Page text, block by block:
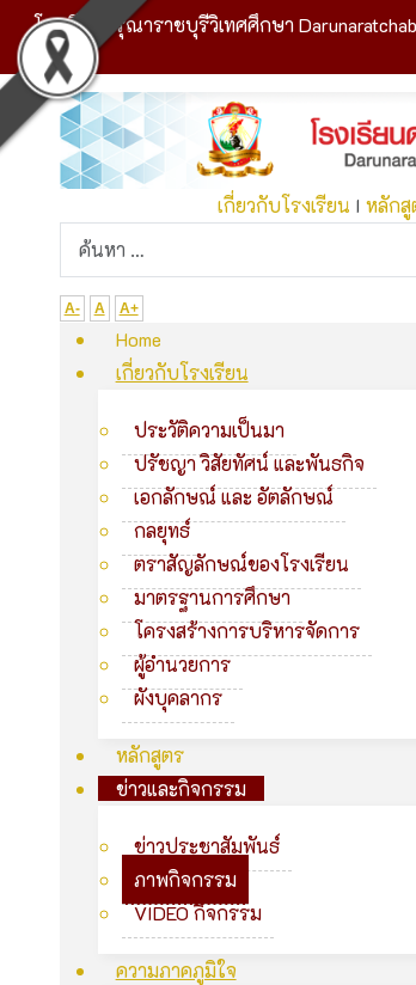
โรงเรียนดรุณาราชบุรีวิเทศศึกษา
เกี่ยวกับโรงเรียน Iหลักสู
A- A A+
Home
เกี่ยวกับโรงเรียน
ประวัติความเป็นมา
ปรัชญา วิสัยทัศน์ และพันธกิจ
เอกลักษณ์ และ อัตลักษณ์
กลยุทธ์
ตราสัญลักษณ์ของโรงเรียน
มาตรฐานการศึกษา
โครงสร้างการบริหารจัดการ
ผู้อำนวยการ
ผังบุคลากร
หลักสูตร
ข่าวและกิจกรรม
ข่าวประชาสัมพันธ์
ภาพกิจกรรม
VIDEO กิจกรรม
ความภาคภูมิใจ